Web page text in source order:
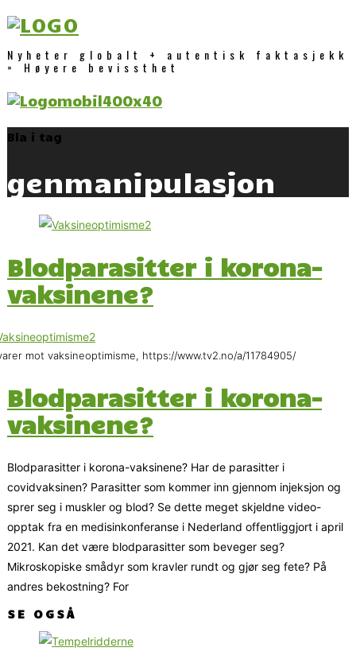
Nyheter globalt + autentisk faktasjekk
= Høyere bevissthet
Bla i tag
genmanipulasjon
Blodparasitter i korona-
vaksinene?
mot vaksineoptimisme, https://www.tv2.no/a/11784905/
Blodparasitter i korona-
vaksinene?
Blodparasitter i korona-vaksinene? Har de parasitter i
covidvaksinen? Parasitter som kommer inn gjennom injeksjon og
sprer seg i muskler og blod? Se dette meget skjeldne video-
opptak fra en medisinkonferanse i Nederland offentliggjort i april
2021. Kan det være blodparasitter som beveger seg?
Mikroskopiske smådyr som kravler rundt og gjør seg fete? På
andres bekostning? For
SE OGSÅ